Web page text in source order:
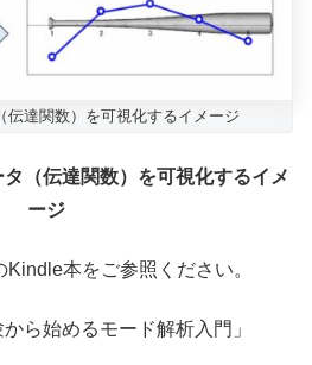
伝達関数）を可視化するイメージ
（伝達関数）を可視化するイメ
ージ
本をご参照ください。
ら始めるモード解析入門」